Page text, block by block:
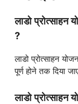
लाडो प्रोत्साहन
?
लाडो प्रोत्साहन
पूर्ण होने तक दिया
लाडो प्रोत्साहन